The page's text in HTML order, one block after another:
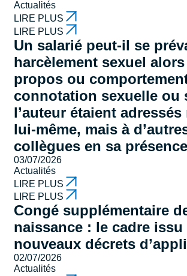
Actualités
LIRE PLUS
LIRE PLUS
Un salarié peut-il se
harcèlement sexuel
propos ou
connotation sexuelle ou
l’auteur étaient
lui-même, mais à
collègues en sa
03/07/2026
Actualités
LIRE PLUS
LIRE PLUS
Congé supplémentaire
naissance : le cadre issu
nouveaux décrets
02/07/2026
Actualités